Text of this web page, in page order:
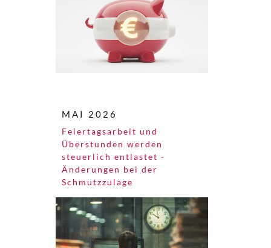
MAI 2026
Feiertagsarbeit und
Überstunden werden
steuerlich entlastet -
Änderungen bei der
Schmutzzulage